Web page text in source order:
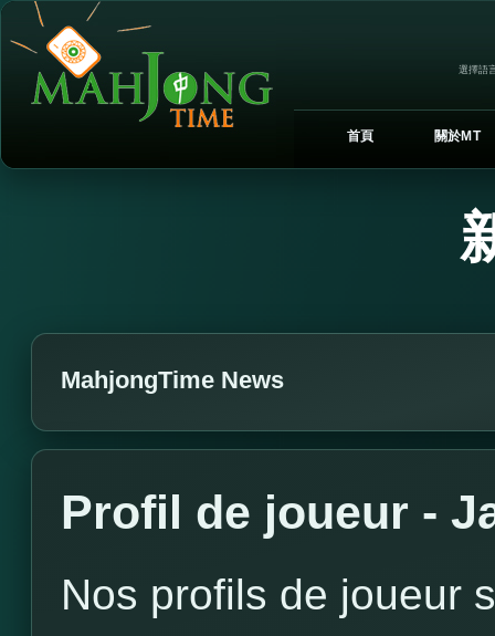
選擇語
首頁 關於MT
MahjongTime News
Profil de joueur -
Nos profils de joueur